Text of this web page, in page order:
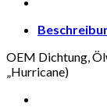
OEM Dichtung,
„Hurricane)